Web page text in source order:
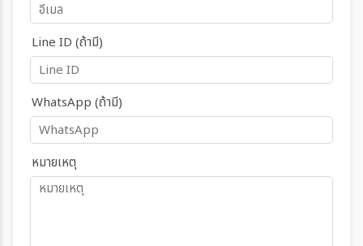
Line ID (ถ้ามี)
WhatsApp (ถ้ามี)
หมายเหตุ